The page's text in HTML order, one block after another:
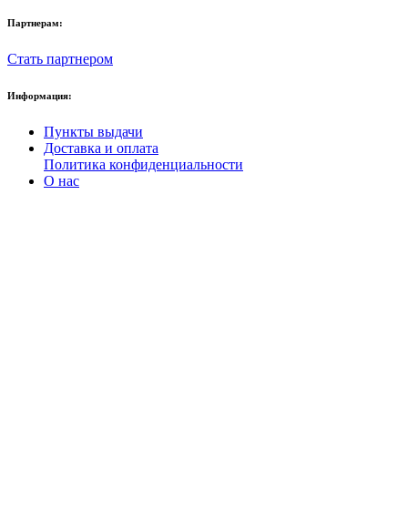
Партнерам:
Стать партнером
Информация:
Пункты выдачи
Доставка и оплата
Политика конфиденциальности
О нас